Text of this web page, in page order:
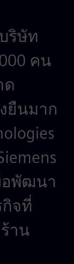
ริษัท
คน
ด
ยืนมาก
อพัฒนา
จที่
าน